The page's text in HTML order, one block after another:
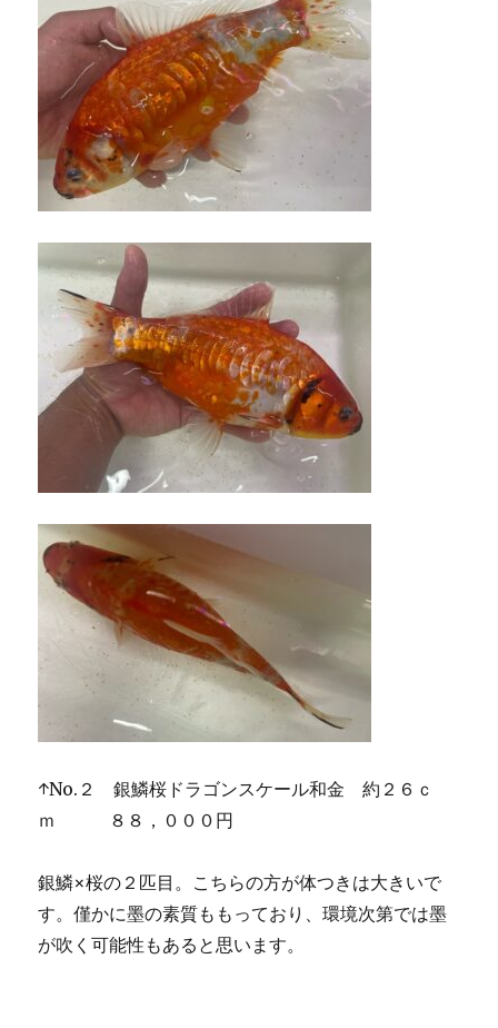
↑No.２ 銀鱗桜ドラゴンスケール和金 約２６ｃ
ｍ ８８，０００円
銀鱗×桜の２匹目。こちらの方が体つきは大きいで
す。僅かに墨の素質ももっており、環境次第では墨
が吹く可能性もあると思います。